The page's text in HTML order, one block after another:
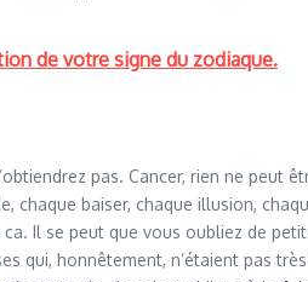
de votre signe du zodiaque.
pas. Cancer, rien ne peut
chaque baiser, chaque illusion,
Il se peut que vous oubliez de
qui, honnêtement, n’étaient pas